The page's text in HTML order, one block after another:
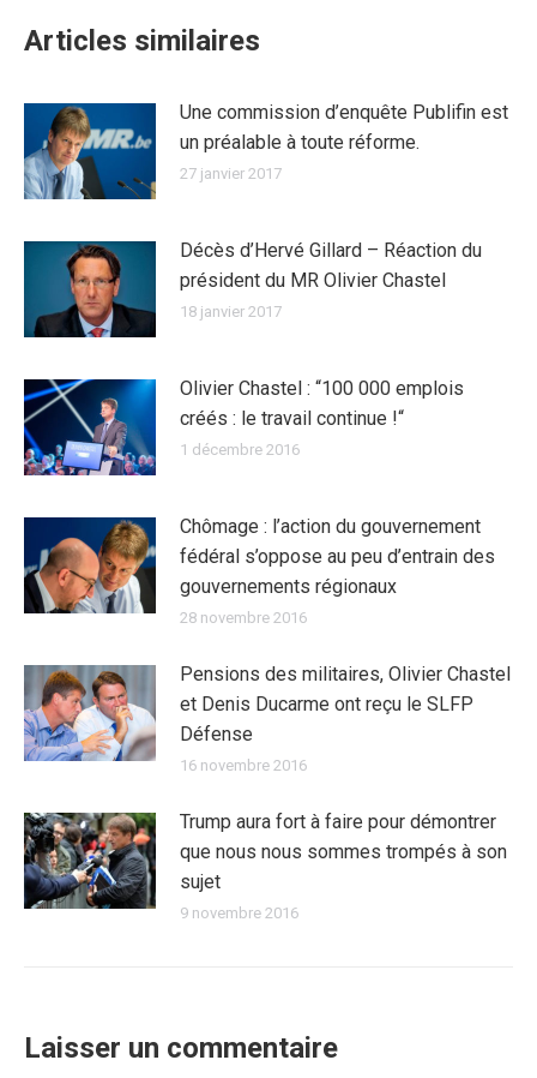
Articles similaires
Une commission d’enquête Publifin est
un préalable à toute réforme.
27 janvier 2017
Décès d’Hervé Gillard – Réaction du
président du MR Olivier Chastel
18 janvier 2017
Olivier Chastel : “100 000 emplois
créés : le travail continue !“
1 décembre 2016
Chômage : l’action du gouvernement
fédéral s’oppose au peu d’entrain des
gouvernements régionaux
28 novembre 2016
Pensions des militaires, Olivier Chastel
et Denis Ducarme ont reçu le SLFP
Défense
16 novembre 2016
Trump aura fort à faire pour démontrer
que nous nous sommes trompés à son
sujet
9 novembre 2016
Laisser un commentaire